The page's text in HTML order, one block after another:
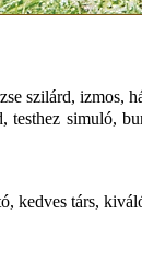
izmos,
simuló,
kedves társ,